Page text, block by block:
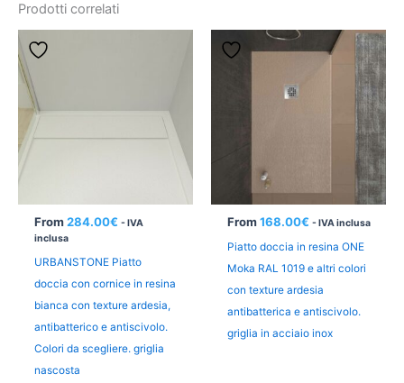
Prodotti correlati
From 284.00€ - IVA
inclusa
URBANSTONE Piatto
doccia con cornice in resina
bianca con texture ardesia,
antibatterico e antiscivolo.
Colori da scegliere. griglia
nascosta
From 168.00€ - IVA inclusa
Piatto doccia in resina ONE
Moka RAL 1019 e altri colori
con texture ardesia
antibatterica e antiscivolo.
griglia in acciaio inox